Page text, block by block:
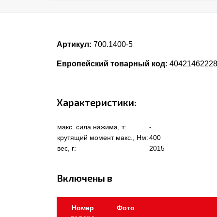
Артикул: 700.1400-5
Европейский товарный код:
Характеристики:
макс. сила нажима, т:
-
крутящий момент макс., Нм:400
вес, г:
2015
Включены в
Номер
Фото